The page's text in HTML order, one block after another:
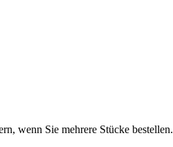
wenn Sie mehrere Stücke bestellen.